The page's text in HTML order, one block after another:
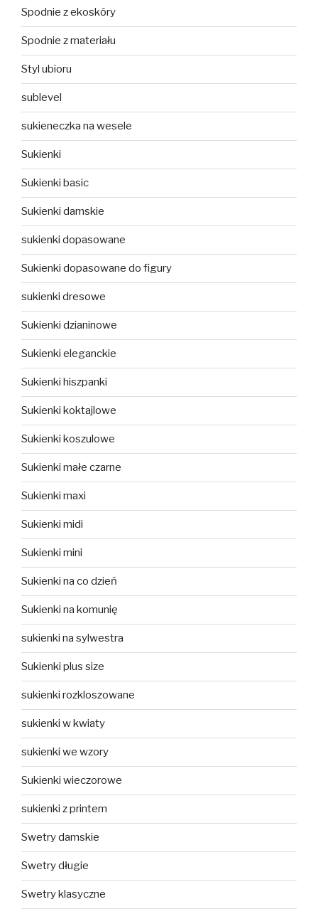
Spodnie z ekoskóry
Spodnie z materiału
Styl ubioru
sublevel
sukieneczka na wesele
Sukienki
Sukienki basic
Sukienki damskie
sukienki dopasowane
Sukienki dopasowane do figury
sukienki dresowe
Sukienki dzianinowe
Sukienki eleganckie
Sukienki hiszpanki
Sukienki koktajlowe
Sukienki koszulowe
Sukienki małe czarne
Sukienki maxi
Sukienki midi
Sukienki mini
Sukienki na co dzień
Sukienki na komunię
sukienki na sylwestra
Sukienki plus size
sukienki rozkloszowane
sukienki w kwiaty
sukienki we wzory
Sukienki wieczorowe
sukienki z printem
Swetry damskie
Swetry długie
Swetry klasyczne